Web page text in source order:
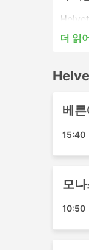
짜와
더 읽
베
15:40
모
10:50